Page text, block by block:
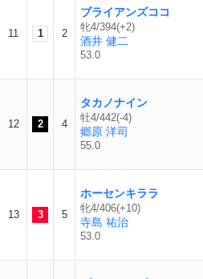
11 1 2
ブライアンズココ
牝4/394(+2)
酒井 健二
53.0
12 2 4
タカノナイン
牡4/442(-4)
郷原 洋司
55.0
13 3 5
ホーセンキララ
牝4/406(+10)
寺島 祐治
53.0